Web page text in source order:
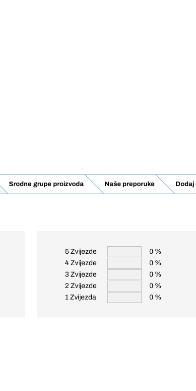
Srodne grupe proizvoda Naše preporuke
5 Zvijezde
0 %
4 Zvijezde
0 %
3 Zvijezde
0 %
2 Zvijezde
0 %
1 Zvijezda
0 %